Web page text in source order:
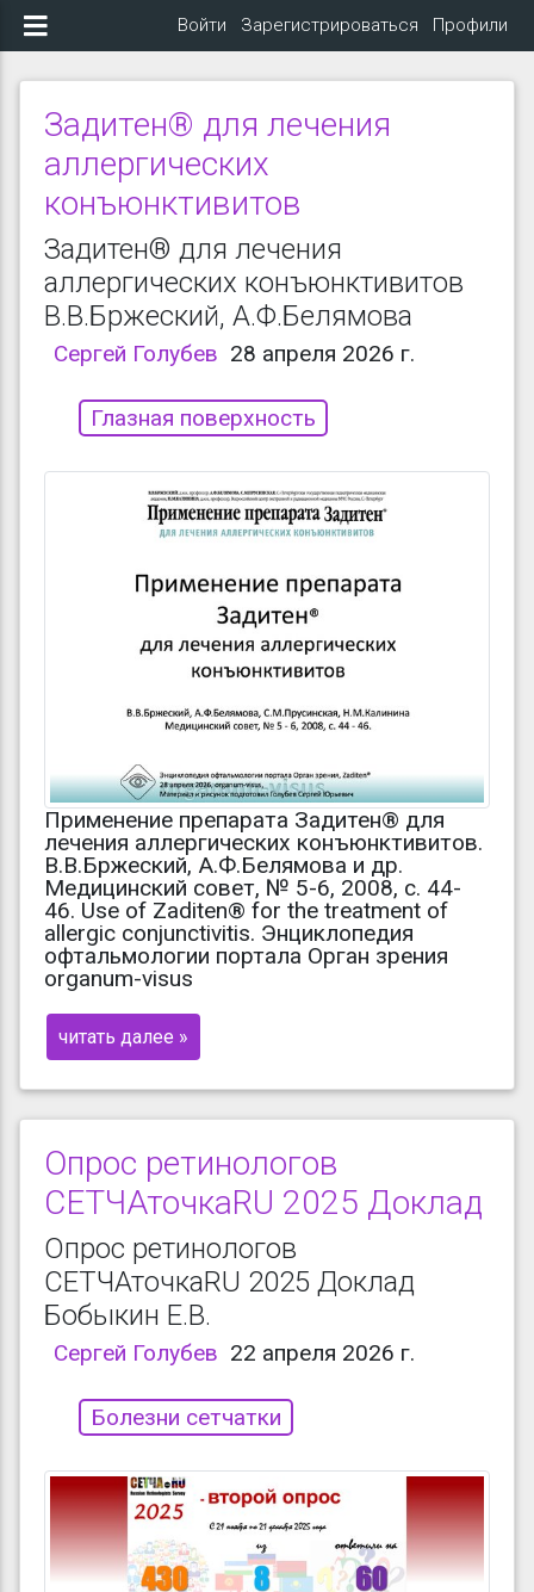
Войти Зарегистрироваться Профили
Задитен® для лечения
аллергических
конъюнктивитов
Задитен® для лечения
аллергических конъюнктивитов
В.В.Бржеский, А.Ф.Белямова
Сергей Голубев 28 апреля 2026 г.
Глазная поверхность
Применение препарата Задитен® для
лечения аллергических конъюнктивитов.
В.В.Бржеский, А.Ф.Белямова и др.
Медицинский совет, № 5-6, 2008, с. 44-
46. Use of Zaditen® for the treatment of
allergic conjunctivitis. Энциклопедия
офтальмологии портала Орган зрения
organum-visus
читать далее »
Опрос ретинологов
СЕТЧАточкаRU 2025 Доклад
Опрос ретинологов
СЕТЧАточкаRU 2025 Доклад
Бобыкин Е.В.
Сергей Голубев 22 апреля 2026 г.
Болезни сетчатки